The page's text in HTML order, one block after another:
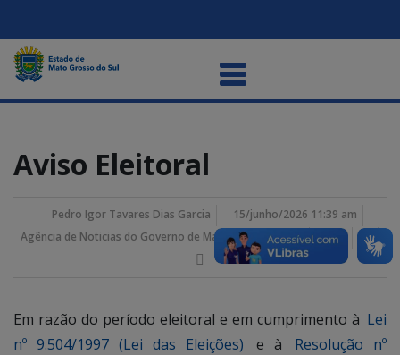
Aviso Eleitoral
Pedro Igor Tavares Dias Garcia
15/junho/2026 11:39 am
Agência de Noticias do Governo de Mato Grosso do Sul
Em razão do período eleitoral e em cumprimento à Lei
nº 9.504/1997 (Lei das Eleições)
e à
Resolução nº